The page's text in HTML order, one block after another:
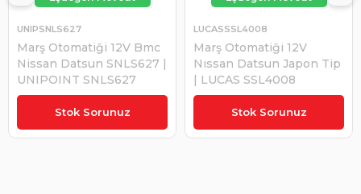
Stok Sorunuz
Marş Otomatiği 12V Bmc
Nissan Datsun SNLS627 |
UNIPOINT SNLS627
UNIPSNLS627
₺1.687,12 Stok Sorunuz
Marş Otomatiği 12V
Nıssan Datsun Japon Tip
| LUCAS SSL4008
LUCASSSL4008
₺1.550,00